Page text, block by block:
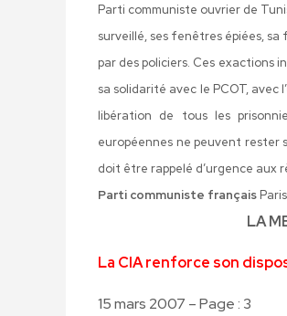
Parti communiste ouvrier de
surveillé, ses fenêtres épiées, sa
par des policiers. Ces exactions
sa solidarité avec le PCOT, avec
libération de tous les
européennes ne peuvent rester
doit être rappelé d’urgence aux
Parti communiste français
LA
La CIA renforce son
15 mars 2007 – Page : 3